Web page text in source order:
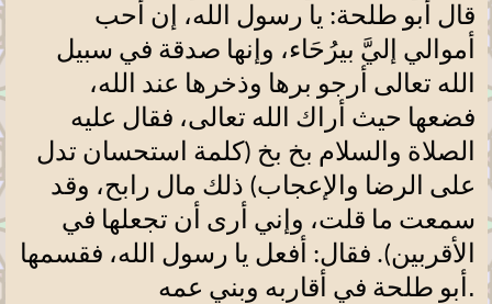
قال أبو طلحة: يا رسول الله، إن أحب
أموالي إليَّ بيرُحَاء، وإنها صدقة في سبيل
الله تعالى أرجو برها وذخرها عند الله،
فضعها حيث أراك الله تعالى، فقال عليه
الصلاة والسلام بخ بخ (كلمة استحسان تدل
على الرضا والإعجاب) ذلك مال رابح، وقد
سمعت ما قلت، وإني أرى أن تجعلها في
الأقربين). فقال: أفعل يا رسول الله، فقسمها
أبو طلحة في أقاربه وبني عمه .